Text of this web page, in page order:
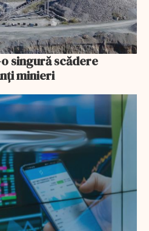
singură scădere
minieri